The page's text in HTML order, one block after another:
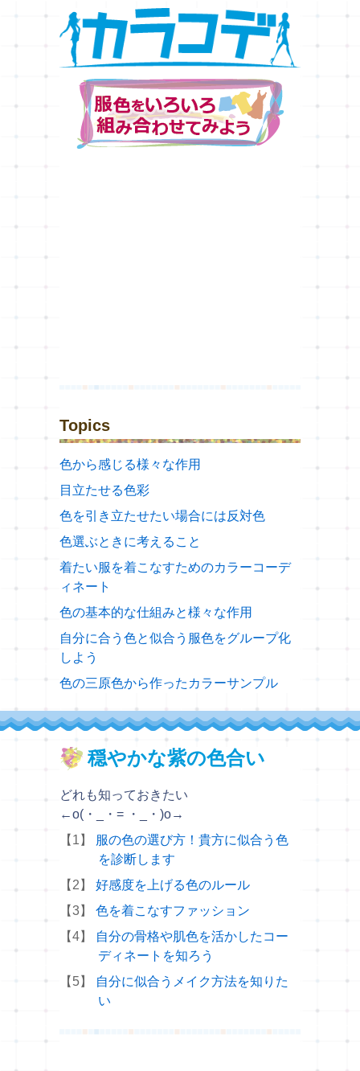
Topics
色から感じる様々な作用
目立たせる色彩
色を引き立たせたい場合には反対色
色選ぶときに考えること
着たい服を着こなすためのカラーコーデ
ィネート
色の基本的な仕組みと様々な作用
自分に合う色と似合う服色をグループ化
しよう
色の三原色から作ったカラーサンプル
穏やかな紫の色合い
どれも知っておきたい
←o(・_・= ・_・)o→
【1】
服の色の選び方！貴方に似合う色
を診断します
【2】 好感度を上げる色のルール
【3】 色を着こなすファッション
【4】
自分の骨格や肌色を活かしたコー
ディネートを知ろう
【5】
自分に似合うメイク方法を知りた
い